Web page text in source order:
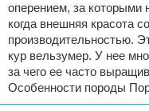
оперением, за
когда внешняя красота
производительностью.
кур вельзумер. У нее
за чего ее часто
Особенности породы